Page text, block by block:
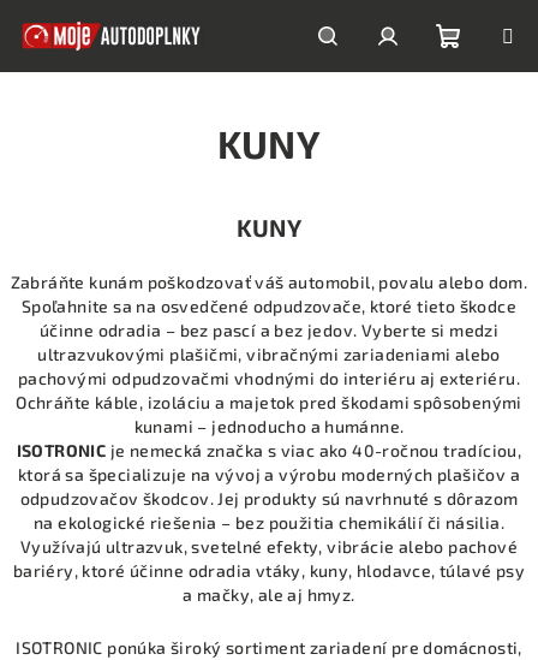
HľadaťPrihlásenie
KUNY
KUNY
Zabráňte kunám poškodzovať váš automobil, povalu alebo dom.
Spoľahnite sa na osvedčené odpudzovače, ktoré tieto škodce
účinne odradia – bez pascí a bez jedov. Vyberte si medzi
ultrazvukovými plašičmi, vibračnými zariadeniami alebo
pachovými odpudzovačmi vhodnými do interiéru aj exteriéru.
Ochráňte káble, izoláciu a majetok pred škodami spôsobenými
kunami – jednoducho a humánne.
ISOTRONIC je nemecká značka s viac ako 40-ročnou tradíciou,
ktorá sa špecializuje na vývoj a výrobu moderných plašičov a
odpudzovačov škodcov. Jej produkty sú navrhnuté s dôrazom
na ekologické riešenia – bez použitia chemikálií či násilia.
Využívajú ultrazvuk, svetelné efekty, vibrácie alebo pachové
bariéry, ktoré účinne odradia vtáky, kuny, hlodavce, túlavé psy
a mačky, ale aj hmyz.
ISOTRONIC ponúka široký sortiment zariadení pre domácnosti,